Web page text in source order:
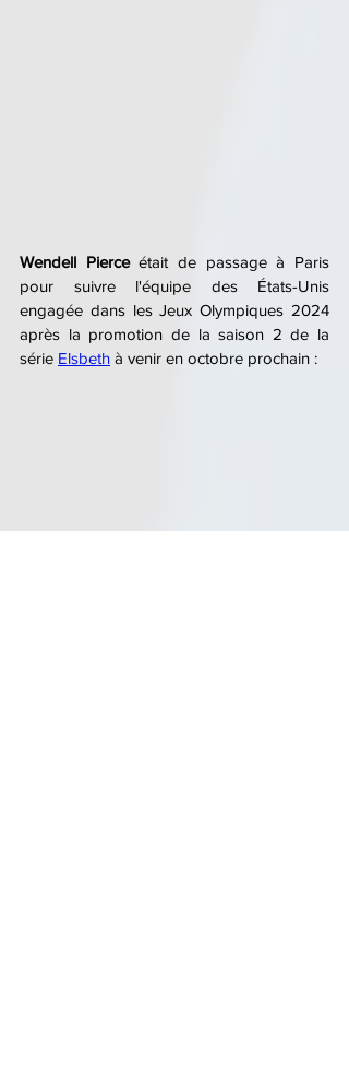
Wendell Pierce était de passage à Paris
pour suivre l'équipe des États-Unis
engagée dans les Jeux Olympiques 2024
après la promotion de la saison 2 de la
série Elsbeth à venir en octobre prochain :